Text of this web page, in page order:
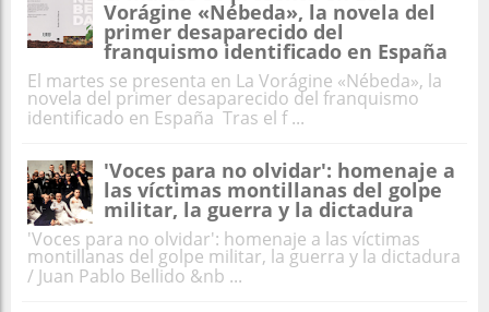
Vorágine «Nébeda», la novela del
primer desaparecido del
franquismo identificado en España
El martes se presenta en La Vorágine «Nébeda», la
novela del primer desaparecido del franquismo
identificado en España Tras el f ...
'Voces para no olvidar': homenaje a
las víctimas montillanas del golpe
militar, la guerra y la dictadura
'Voces para no olvidar': homenaje a las víctimas
montillanas del golpe militar, la guerra y la dictadura
/ Juan Pablo Bellido &nb ...